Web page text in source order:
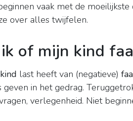
vaak met de
over alles twijfelen.
of mijn kind
kind last heeft van (negatieve)
geven in het gedrag.
verlegenheid. Niet